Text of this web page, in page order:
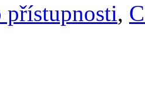
přístupnosti,